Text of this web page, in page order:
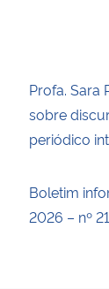
Profa. Sara
sobre
periódico
Boletim
2026 – nº